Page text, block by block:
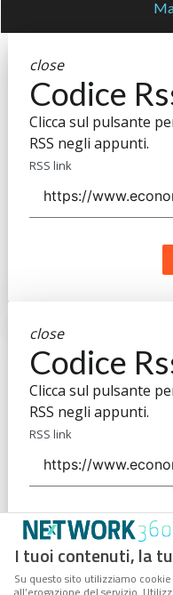
I tuoi contenuti, la
Su questo sito utilizziamo
close
Codice
Clicca sul pulsante
RSS negli appunti.
RSS link
close
Codice
Clicca sul pulsante
RSS negli appunti.
RSS link